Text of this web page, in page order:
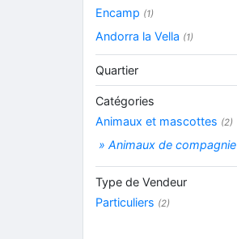
Encamp (1)
Andorra la Vella (1)
Quartier
Catégories
Animaux et mascottes (2)
» Animaux de compagnie
Type de Vendeur
Particuliers (2)